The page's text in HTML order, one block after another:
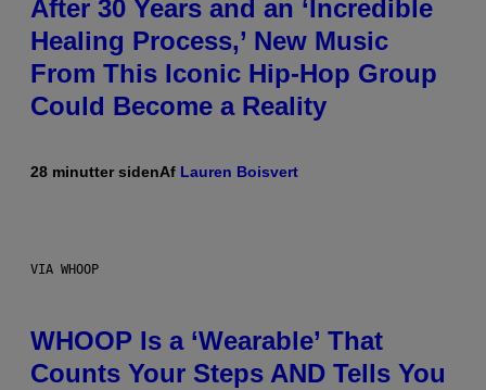
After 30 Years and an ‘Incredible
Healing Process,’ New Music
From This Iconic Hip-Hop Group
Could Become a Reality
28 minutter sidenAf Lauren Boisvert
VIA WHOOP
WHOOP Is a ‘Wearable’ That
Counts Your Steps AND Tells You